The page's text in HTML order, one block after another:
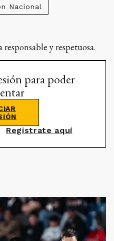
Nacional
y respetuosa.
para poder
Registrate aquí